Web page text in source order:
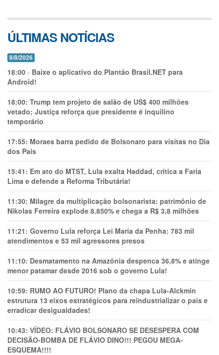
ÚLTIMAS NOTÍCIAS
8/8/2026
18:00 - Baixe o aplicativo do Plantão Brasil.NET para
Android!
18:00: Trump tem projeto de salão de US$ 400 milhões
vetado; Justiça reforça que presidente é inquilino
temporário
17:55: Moraes barra pedido de Bolsonaro para visitas no Dia
dos Pais
15:41: Em ato do MTST, Lula exalta Haddad, critica a Faria
Lima e defende a Reforma Tributária!
11:30: Milagre da multiplicação bolsonarista: patrimônio de
Nikolas Ferreira explode 8.850% e chega a R$ 3,8 milhões
11:21: Governo Lula reforça Lei Maria da Penha: 783 mil
atendimentos e 53 mil agressores presos
11:10: Desmatamento na Amazônia despenca 36,8% e atinge
menor patamar desde 2016 sob o governo Lula!
10:59: RUMO AO FUTURO! Plano da chapa Lula-Alckmin
estrutura 13 eixos estratégicos para reindustrializar o país e
erradicar desigualdades!
10:43: VÍDEO: FLÁVIO BOLSONARO SE DESESPERA COM
DECISÃO-BOMBA DE FLÁVIO DINO!!! PEGOU MEGA-
ESQUEMA!!!!